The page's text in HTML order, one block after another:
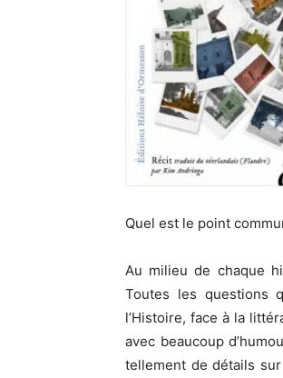
Quel est le point
Au milieu de chaque
Toutes les questions
l’Histoire, face à la
avec beaucoup
tellement de détails